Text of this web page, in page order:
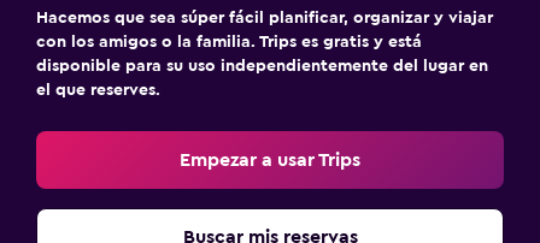
Hacemos que sea súper fácil planificar, organizar y viajar
con los amigos o la familia. Trips es gratis y está
disponible para su uso independientemente del lugar en
el que reserves.
Empezar a usar Trips
Buscar mis reservas